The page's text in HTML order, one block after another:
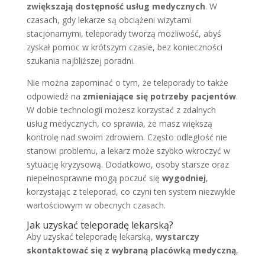
zwiększają dostępność usług medycznych. W
czasach, gdy lekarze są obciążeni wizytami
stacjonarnymi, teleporady tworzą możliwość, abyś
zyskał pomoc w krótszym czasie, bez konieczności
szukania najbliższej poradni.
Nie można zapominać o tym, że teleporady to także
odpowiedź na zmieniające się potrzeby pacjentów.
W dobie technologii możesz korzystać z zdalnych
usług medycznych, co sprawia, że masz większą
kontrolę nad swoim zdrowiem. Często odległość nie
stanowi problemu, a lekarz może szybko wkroczyć w
sytuację kryzysową. Dodatkowo, osoby starsze oraz
niepełnosprawne mogą poczuć się wygodniej,
korzystając z teleporad, co czyni ten system niezwykle
wartościowym w obecnych czasach.
Jak uzyskać teleporadę lekarską?
Aby uzyskać teleporadę lekarską, wystarczy
skontaktować się z wybraną placówką medyczną,